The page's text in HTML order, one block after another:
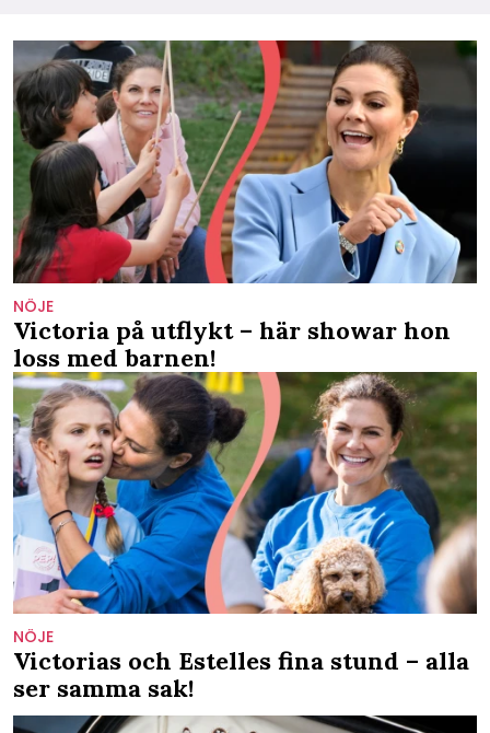
NÖJE
Victoria på utflykt – här showar hon
loss med barnen!
NÖJE
Victorias och Estelles fina stund – alla
ser samma sak!